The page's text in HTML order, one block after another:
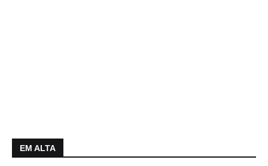
EM ALTA